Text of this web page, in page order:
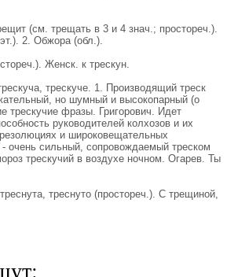
(см. трещать в 3 и 4 знач.; простореч.).
2. Обжора (обл.).
Женск. к трескун.
трескуче. 1. Производящий треск
но шумный и высокопарный (о
трескучие фразы. Григорович. Идет
руководителей колхозов и их
и широковещательных
очень сильный, сопровождаемый треском
трескучий в воздухе ночном. Огарев. Ты
треснуто (простореч.). С трещиной,